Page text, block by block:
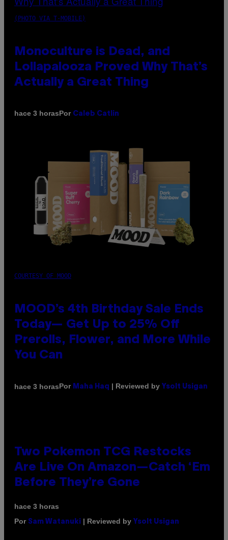
(PHOTO VIA T-MOBILE)
Monoculture is Dead, and
Lollapalooza Proved Why That’s
Actually a Great Thing
hace 3 horasPor Caleb Catlin
COURTESY OF MOOD
MOOD’s 4th Birthday Sale Ends
Today— Get Up to 25% Off
Prerolls, Flower, and More While
You Can
hace 3 horasPor Maha Haq | Reviewed by Ysolt Usigan
Two Pokemon TCG Restocks
Are Live On Amazon—Catch ‘Em
Before They’re Gone
hace 3 horas
Por Sam Watanuki | Reviewed by Ysolt Usigan